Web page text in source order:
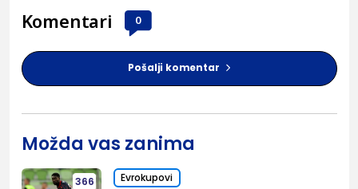
Komentari 0
Pošalji komentar
Možda vas zanima
366 Evrokupovi